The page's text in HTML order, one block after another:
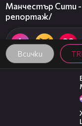
Всички
Манчестър Сити
репортаж/
06:38